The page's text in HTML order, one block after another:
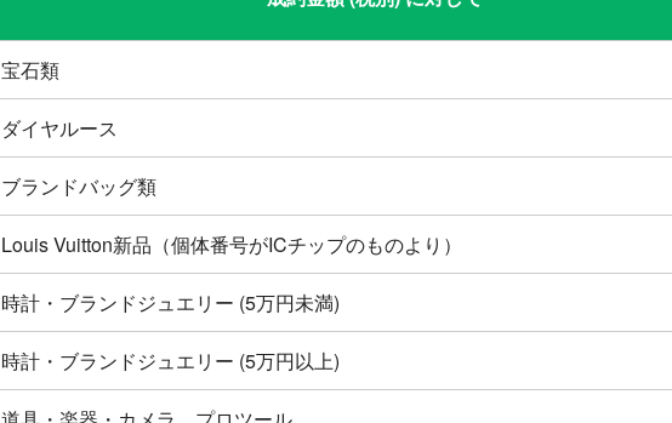
宝石類
ダイヤルース
ブランドバッグ類
Louis Vuitton新品（個体番号がICチップのものより）
時計・ブランドジュエリー (5万円未満)
時計・ブランドジュエリー (5万円以上)